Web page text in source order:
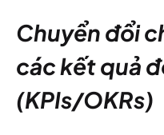
Chuyển đổi
các kết quả
(KPIs/OKRs)